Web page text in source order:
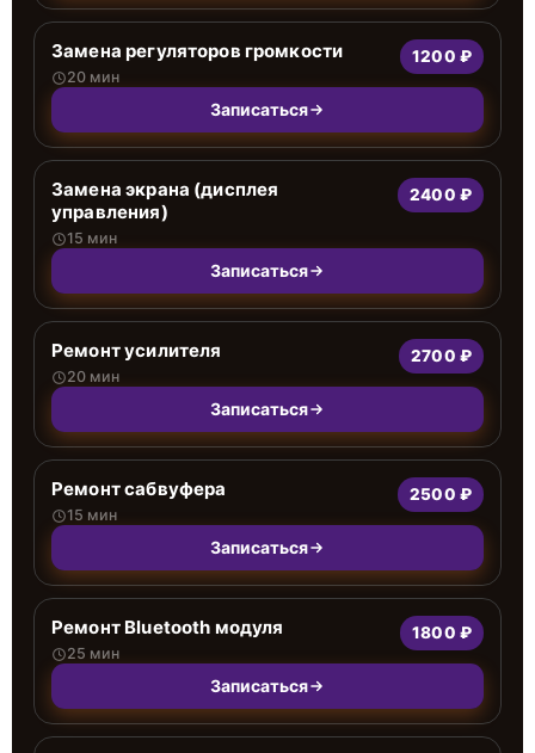
Замена регуляторов громкости
20 мин
1200 ₽
Записаться
Замена экрана (дисплея
управления)
15 мин
2400 ₽
Записаться
Ремонт усилителя
20 мин
2700 ₽
Записаться
Ремонт сабвуфера
15 мин
2500 ₽
Записаться
Ремонт Bluetooth модуля
25 мин
1800 ₽
Записаться